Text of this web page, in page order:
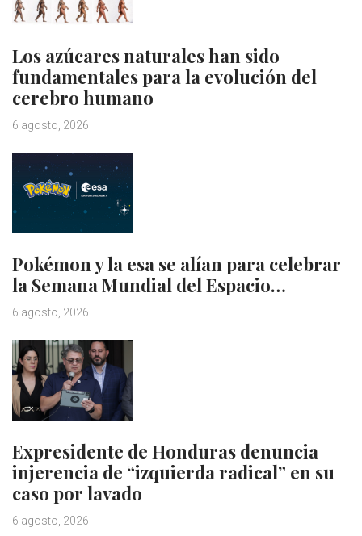
Los azúcares naturales han sido
fundamentales para la evolución del
cerebro humano
6 agosto, 2026
Pokémon y la esa se alían para celebrar
la Semana Mundial del Espacio…
6 agosto, 2026
Expresidente de Honduras denuncia
injerencia de “izquierda radical” en su
caso por lavado
6 agosto, 2026